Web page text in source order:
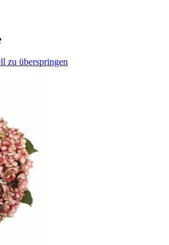
zu überspringen